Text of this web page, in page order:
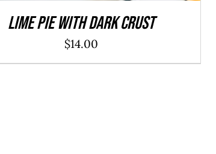
Lime Pie With Dark Crust
$14.00